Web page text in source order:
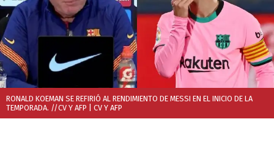
RONALD KOEMAN SE REFIRIÓ AL RENDIMIENTO DE MESSI EN EL INICIO DE LA
TEMPORADA. //CV Y AFP | CV Y AFP